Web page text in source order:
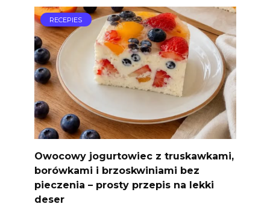
RECEPIES
Owocowy jogurtowiec z truskawkami,
borówkami i brzoskwiniami bez
pieczenia – prosty przepis na lekki
deser